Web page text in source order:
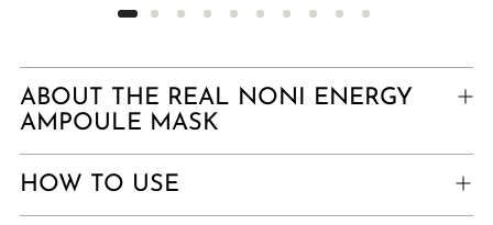
Adding
product
to
cart
ABOUT THE REAL NONI ENERGY
AMPOULE MASK
HOW TO USE